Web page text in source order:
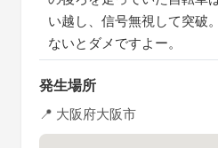
い越し、信号無視して突破
ないとダメですよー。
発生場所
📍 大阪府大阪市